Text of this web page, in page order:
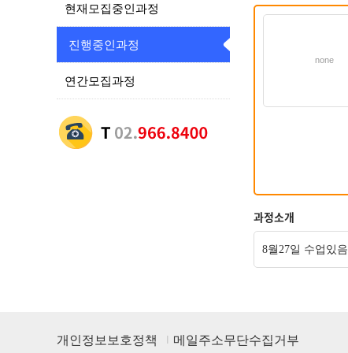
현재모집중인과정
진행중인과정
연간모집과정
none
과정소개
8월27일 수업있음
개인정보보호정책 메일주소무단수집거부